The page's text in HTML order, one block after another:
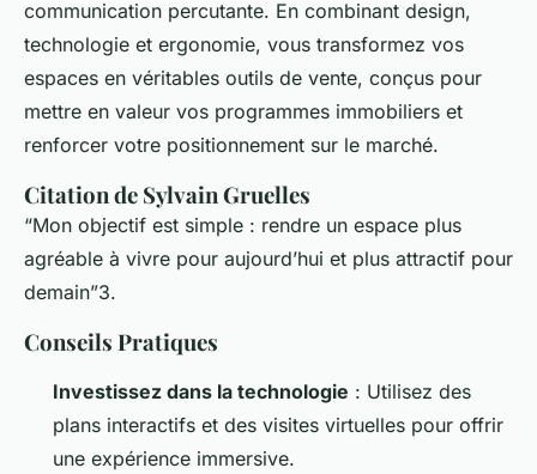
communication percutante. En combinant design,
technologie et ergonomie, vous transformez vos
espaces en véritables outils de vente, conçus pour
mettre en valeur vos programmes immobiliers et
renforcer votre positionnement sur le marché.
Citation de Sylvain Gruelles
“Mon objectif est simple : rendre un espace plus
agréable à vivre pour aujourd’hui et plus attractif pour
demain”3.
Conseils Pratiques
Investissez dans la technologie : Utilisez des
plans interactifs et des visites virtuelles pour offrir
une expérience immersive.